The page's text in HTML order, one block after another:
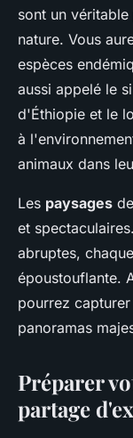
sont un
nature. Vous
espèces
aussi appelé le
d'Éthiopie et le
à
animaux dans
Les paysages
et
abruptes,
époustouflante.
pourrez
panoramas
Préparer
partage